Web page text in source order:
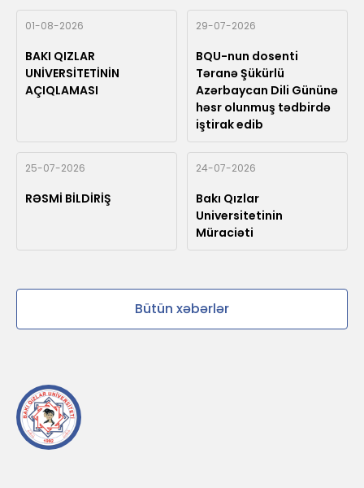
01-08-2026
BAKI QIZLAR
UNİVERSİTETİNİN
AÇIQLAMASI
29-07-2026
BQU-nun dosenti
Təranə Şükürlü
Azərbaycan Dili Gününə
həsr olunmuş tədbirdə
iştirak edib
25-07-2026
RƏSMİ BİLDİRİŞ
24-07-2026
Bakı Qızlar
Universitetinin
Müraciəti
Bütün xəbərlər